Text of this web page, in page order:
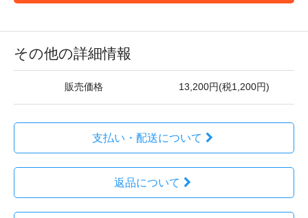
その他の詳細情報
販売価格 13,200円(税1,200円)
支払い・配送について
返品について